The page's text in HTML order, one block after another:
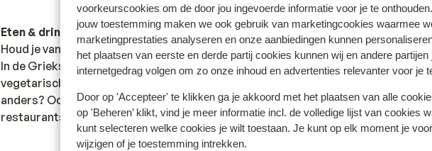
voorkeurscookies om de door jou ingevoerde informatie voor je te
jouw toestemming maken we ook gebruik van marketingcookies waarmee
marketingprestaties analyseren en onze aanbiedingen kunnen
het plaatsen van eerste en derde partij cookies kunnen wij en andere partijen
internetgedrag volgen om zo onze inhoud en advertenties relevanter voor je
Door op 'Accepteer' te klikken ga je akkoord met het plaatsen van alle
op 'Beheren’ klikt, vind je meer informatie incl. de volledige lijst van cookies
kunt selecteren welke cookies je wilt toestaan. Je kunt op elk moment je
wijzigen of je toestemming intrekken.
Eten & drinken:
Houd je van lekker eten? In Griekenland ben je aan het juiste adres. De Griekse
In de Griekse restaurants vind je zowel vlees- als visgerechten, maar ook
vegetarische gerechten. Denk maar aan Gyros, Mousaka, Calamaris en Tzatziki.
anders? Ook dit is mogelijk. In de toeristische plaatsen tref je een grote
restaurants met de internationale keuken.